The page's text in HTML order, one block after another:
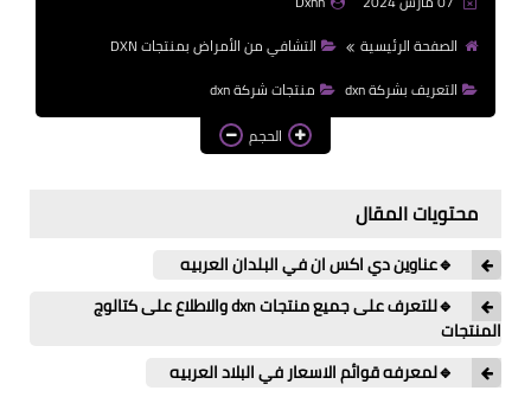
الصفحة الرئيسية
التشافي من الأمراض بمنتجات DXN
التعريف بشركة dxn
منتجات شركة dxn
الحجم
محتويات المقال
🔹عناوين دي اكس ان في البلدان العربيه
🔹للتعرف على جميع منتجات dxn والاطلاع على كتالوج
المنتجات
🔹لمعرفه قوائم الاسعار في البلاد العربيه